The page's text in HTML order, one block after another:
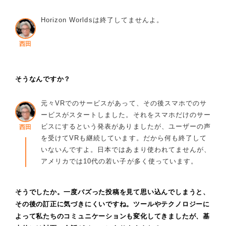
西田
Horizon Worldsは終了してませんよ。
そうなんですか？
西田
元々VRでのサービスがあって、その後スマホでのサ
ービスがスタートしました。それをスマホだけのサー
ビスにするという発表がありましたが、ユーザーの声
を受けてVRも継続しています。だから何も終了して
いないんですよ。日本ではあまり使われてませんが、
アメリカでは10代の若い子が多く使っています。
そうでしたか。一度バズった投稿を見て思い込んでしまうと、
その後の訂正に気づきにくいですね。ツールやテクノロジーに
よって私たちのコミュニケーションも変化してきましたが、基